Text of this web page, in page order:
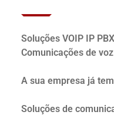
Soluções VOIP IP
Comunicações de
A sua empresa já
Soluções de